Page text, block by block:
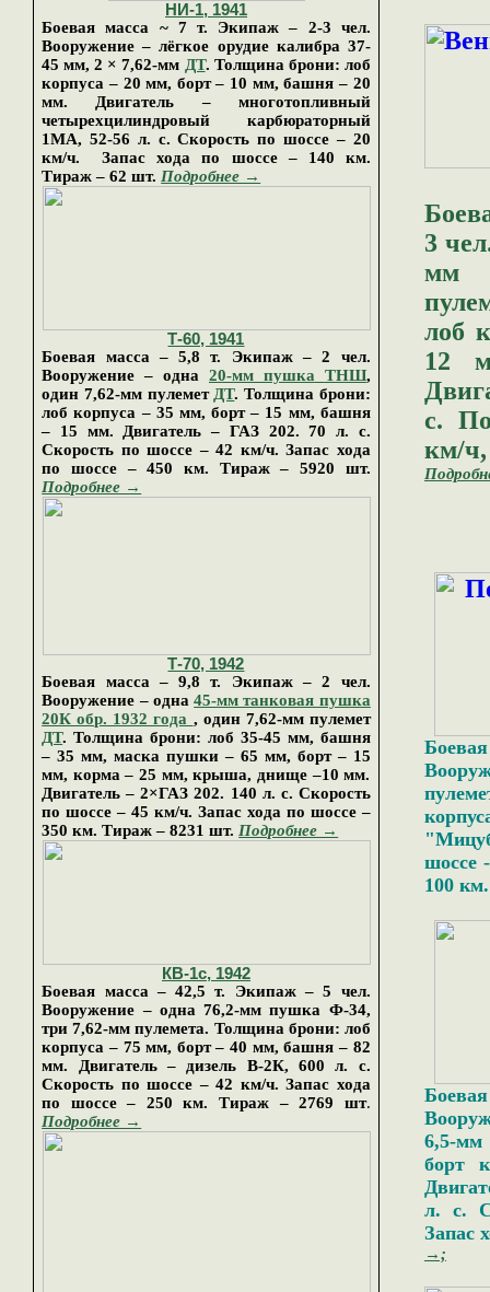
НИ-1, 1941
Боевая масса ~ 7 т. Экипаж – 2-3 чел.
Вооружение – лёгкое орудие калибра 37-
45 мм, 2 × 7,62-мм ДТ. Толщина брони: лоб
корпуса – 20 мм, борт – 10 мм, башня – 20
мм. Двигатель – многотопливный
четырехцилиндровый карбюраторный
1МА, 52-56 л. с. Скорость по шоссе – 20
км/ч. Запас хода по шоссе – 140 км.
Тираж– 62 шт. Подробнее →
Т-60, 1941
Боевая масса – 5,8 т. Экипаж – 2 чел.
Вооружение – одна 20-мм пушка ТНШ,
один 7,62-мм пулемет ДТ. Толщина брони:
лоб корпуса – 35 мм, борт – 15 мм, башня
– 15 мм. Двигатель – ГАЗ 202. 70 л. с.
Скорость по шоссе – 42 км/ч. Запас хода
по шоссе – 450 км. Тираж– 5920 шт.
Подробнее →
Т-70, 1942
Боевая масса –9,8 т. Экипаж – 2 чел.
Вооружение – одна45-мм танковая пушка
20К обр. 1932 года , один 7,62-мм пулемет
ДТ. Толщина брони: лоб 35-45 мм, башня
– 35 мм, маска пушки – 65 мм, борт – 15
мм, корма – 25 мм, крыша, днище –10 мм.
Двигатель –2×ГАЗ 202. 140 л. с. Скорость
по шоссе – 45 км/ч. Запас хода по шоссе –
350 км. Тираж– 8231 шт. Подробнее →
КВ-1с, 1942
Боевая масса – 42,5 т. Экипаж – 5 чел.
Вооружение – одна 76,2-мм пушка Ф-34,
три 7,62-мм пулемета. Толщина брони: лоб
корпуса – 75 мм, борт –40 мм, башня – 82
мм. Двигатель – дизель В-2К, 600 л. с.
Скорость по шоссе – 42 км/ч. Запас хода
по шоссе – 250 км. Тираж– 2769 шт.
Подробнее →
3
мм
лоб
12
с.
км/
шоссе
100 км.
6,5-мм
борт
л. с.
Запас
→;